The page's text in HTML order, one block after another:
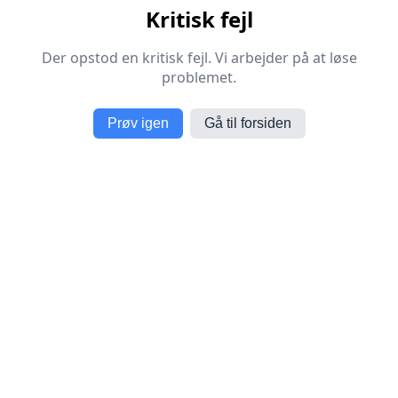
Kritisk fejl
Der opstod en kritisk fejl. Vi arbejder på at løse
problemet.
Prøv igen Gå til forsiden